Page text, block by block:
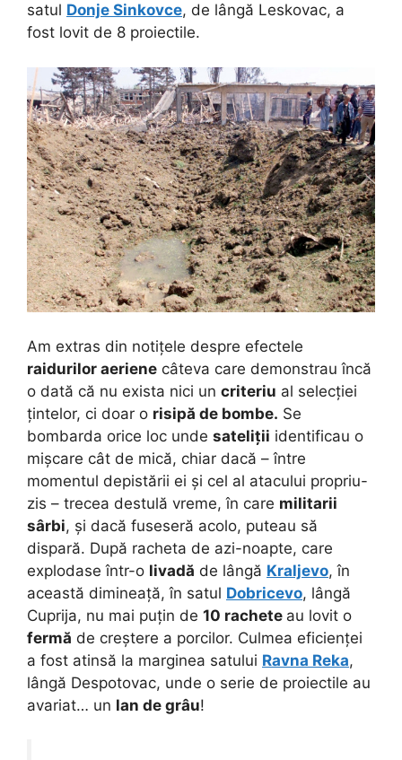
satul Donje Sinkovce, de lângă Leskovac, a
fost lovit de 8 proiectile.
Am extras din notițele despre efectele
raidurilor aeriene câteva care demonstrau încă
o dată că nu exista nici un criteriu al selecției
țintelor, ci doar o risipă de bombe. Se
bombarda orice loc unde sateliții identificau o
mișcare cât de mică, chiar dacă – între
momentul depistării ei și cel al atacului propriu-
zis – trecea destulă vreme, în care militarii
sârbi, și dacă fuseseră acolo, puteau să
dispară. După racheta de azi-noapte, care
explodase într-o livadă de lângă Kraljevo, în
această dimineață, în satul Dobricevo, lângă
Cuprija, nu mai puțin de 10 rachete au lovit o
fermă de creștere a porcilor. Culmea eficienței
a fost atinsă la marginea satului Ravna Reka,
lângă Despotovac, unde o serie de proiectile au
avariat… un lan de grâu!